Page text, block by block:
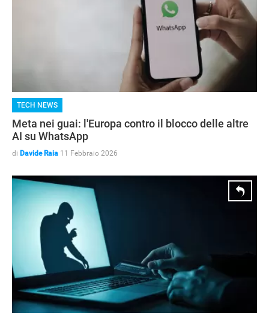
APPLE
TECH NEWS
Meta nei guai: l'Europa contro il blocco delle altre
AI su WhatsApp
di Davide Raia 11 Febbraio 2026